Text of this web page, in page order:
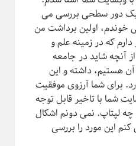
یک دور سطحی بررسی می
خوندم، اولین برداشت من
دارم که در زمینه علم و
آنچه شاید در جامعه
هستیم، داشته و این
برای من جذابیت خاصی دارد. برای شما آرزوی موفقیت
شما با تاخیر قابل توجه
لپتاپ. نمی دونم اشکال
این مورد را بررسی